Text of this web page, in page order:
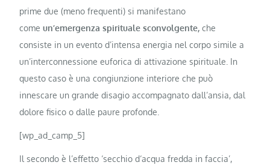
prime due (meno frequenti) si manifestano
comeun’emergenza spirituale sconvolgente, che
consiste in un evento d’intensa energia nel corpo simile a
un’interconnessione euforica di attivazione spirituale. In
questo caso è una congiunzione interiore che può
innescare un grande disagio accompagnato dall’ansia, dal
dolore fisico o dalle paure profonde.
[wp_ad_camp_5]
Il secondo è l’effetto ‘secchio d‘acqua fredda in faccia’,